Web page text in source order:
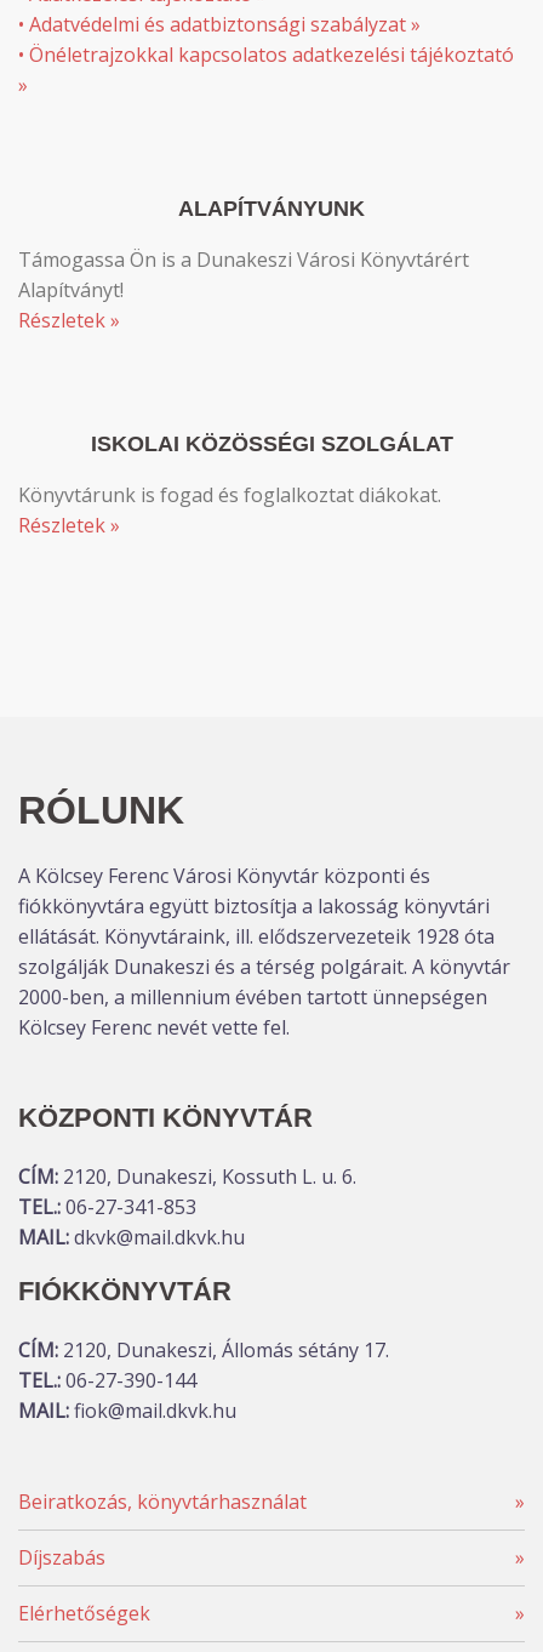
• Adatvédelmi és adatbiztonsági szabályzat »
• Önéletrajzokkal kapcsolatos adatkezelési tájékoztató
»
ALAPÍTVÁNYUNK
Támogassa Ön is a Dunakeszi Városi Könyvtárért
Alapítványt!
Részletek »
ISKOLAI KÖZÖSSÉGI SZOLGÁLAT
Könyvtárunk is fogad és foglalkoztat diákokat.
Részletek »
RÓLUNK
A Kölcsey Ferenc Városi Könyvtár központi és
fiókkönyvtára együtt biztosítja a lakosság könyvtári
ellátását. Könyvtáraink, ill. elődszervezeteik 1928 óta
szolgálják Dunakeszi és a térség polgárait. A könyvtár
2000-ben, a millennium évében tartott ünnepségen
Kölcsey Ferenc nevét vette fel.
KÖZPONTI KÖNYVTÁR
CÍM: 2120, Dunakeszi, Kossuth L. u. 6.
TEL.:06-27-341-853
MAIL:dkvk@mail.dkvk.hu
FIÓKKÖNYVTÁR
CÍM: 2120, Dunakeszi, Állomás sétány 17.
TEL.:06-27-390-144
MAIL:fiok@mail.dkvk.hu
Beiratkozás, könyvtárhasználat »
Díjszabás »
Elérhetőségek »